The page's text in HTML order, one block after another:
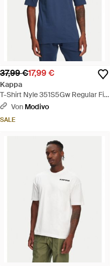
37,99 €17,99 €
Kappa
T-Shirt Nyle 351S5Gw Regular Fit
- Blau
Von Modivo
SALE